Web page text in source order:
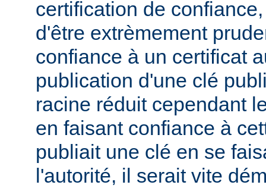
certification de
d'être extrèmement
confiance à un certificat
publication d'une clé
racine réduit cependant
en faisant confiance à
publiait une clé en se
l'autorité, il serait vite